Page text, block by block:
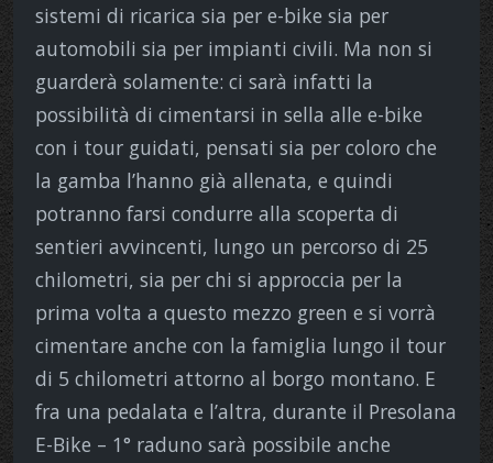
sistemi di ricarica sia per e-bike sia per
automobili sia per impianti civili. Ma non si
guarderà solamente: ci sarà infatti la
possibilità di cimentarsi in sella alle e-bike
con i tour guidati, pensati sia per coloro che
la gamba l’hanno già allenata, e quindi
potranno farsi condurre alla scoperta di
sentieri avvincenti, lungo un percorso di 25
chilometri, sia per chi si approccia per la
prima volta a questo mezzo green e si vorrà
cimentare anche con la famiglia lungo il tour
di 5 chilometri attorno al borgo montano. E
fra una pedalata e l’altra, durante il Presolana
E-Bike – 1° raduno sarà possibile anche